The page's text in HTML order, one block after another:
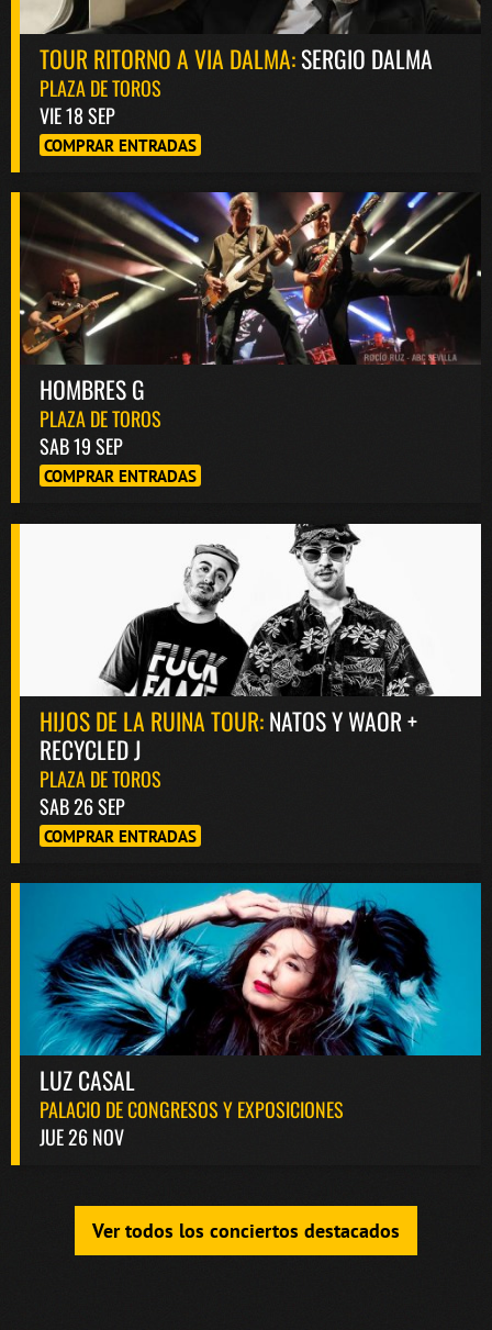
TOUR RITORNO A VIA DALMA:SERGIO DALMA
PLAZA DE TOROS
VIE 18 SEP
COMPRAR ENTRADAS
HOMBRES G
PLAZA DE TOROS
SAB 19 SEP
COMPRAR ENTRADAS
HIJOS DE LA RUINA TOUR:NATOS Y WAOR +
RECYCLED J
PLAZA DE TOROS
SAB 26 SEP
COMPRAR ENTRADAS
LUZ CASAL
PALACIO DE CONGRESOS Y EXPOSICIONES
JUE 26 NOV
Ver todos los conciertos destacados